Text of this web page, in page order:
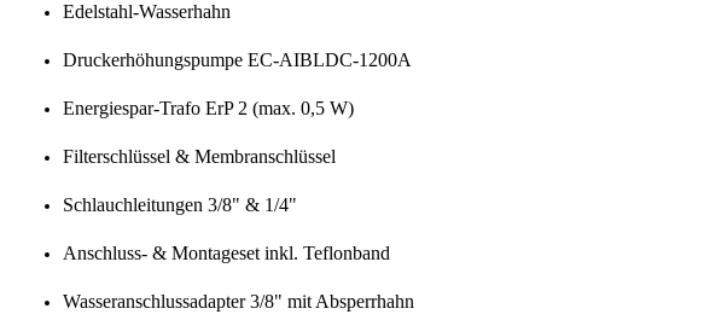
Edelstahl-Wasserhahn
Druckerhöhungspumpe EC-AIBLDC-1200A
Energiespar-Trafo ErP 2 (max. 0,5 W)
Filterschlüssel & Membranschlüssel
Schlauchleitungen 3/8" & 1/4"
Anschluss- & Montageset inkl. Teflonband
Wasseranschlussadapter 3/8" mit Absperrhahn